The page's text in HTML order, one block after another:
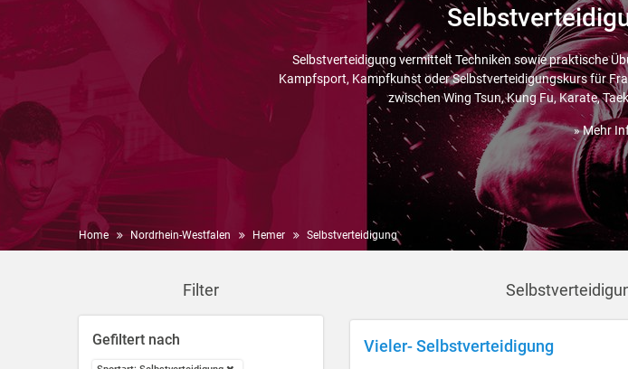
Selbstverteidigung vermittelt Techniken sowie praktische
Kampfsport, Kampfkunst oder Selbstverteidigungskurs für
zwischen Wing Tsun, Kung Fu, Karate,
» Mehr
Home Nordrhein-Westfalen Hemer Selbstverteidigung
Filter
Gefiltert nach Vieler- Selbstverteidigung